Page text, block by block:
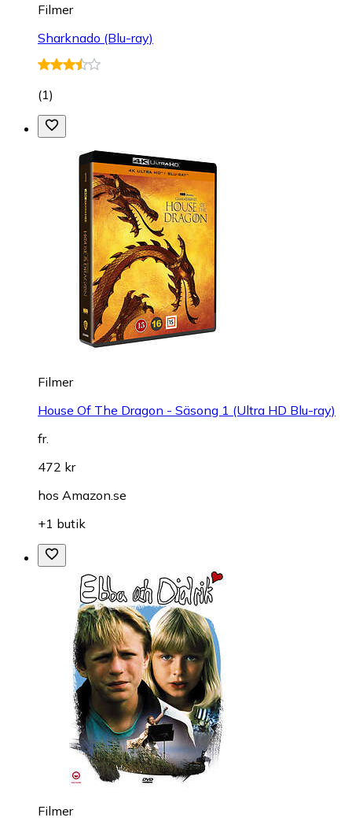
Filmer
Sharknado (Blu-ray)
(1)
Filmer
House Of The Dragon - Säsong 1 (Ultra HD Blu-ray)
fr.
472 kr
hos Amazon.se
+1 butik
Filmer